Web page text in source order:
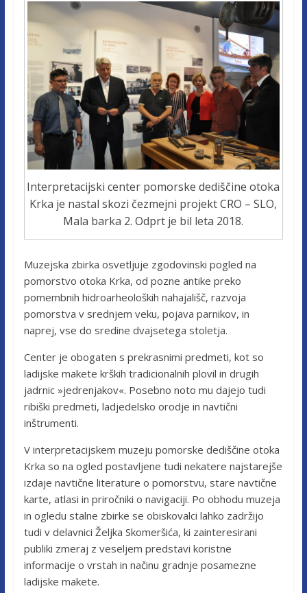
Interpretacijski center pomorske dediščine otoka
Krka je nastal skozi čezmejni projekt CRO – SLO,
Mala barka 2. Odprt je bil leta 2018.
Muzejska zbirka osvetljuje zgodovinski pogled na
pomorstvo otoka Krka, od pozne antike preko
pomembnih hidroarheoloških nahajališč, razvoja
pomorstva v srednjem veku, pojava parnikov, in
naprej, vse do sredine dvajsetega stoletja.
Center je obogaten s prekrasnimi predmeti, kot so
ladijske makete krških tradicionalnih plovil in drugih
jadrnic »jedrenjakov«. Posebno noto mu dajejo tudi
ribiški predmeti, ladjedelsko orodje in navtični
inštrumenti.
V interpretacijskem muzeju pomorske dediščine otoka
Krka so na ogled postavljene tudi nekatere najstarejše
izdaje navtične literature o pomorstvu, stare navtične
karte, atlasi in priročniki o navigaciji. Po obhodu muzeja
in ogledu stalne zbirke se obiskovalci lahko zadržijo
tudi v delavnici Željka Skomeršića, ki zainteresirani
publiki zmeraj z veseljem predstavi koristne
informacije o vrstah in načinu gradnje posamezne
ladijske makete.